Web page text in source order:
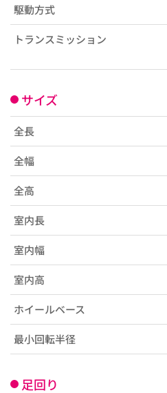
駆動方式
トランスミッション
サイズ
全長
全幅
全高
室内長
室内幅
室内高
ホイールベース
最小回転半径
足回り